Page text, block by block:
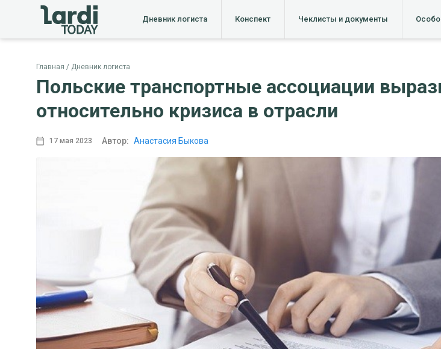
Дневник логиста Конспект Чеклисты и документы
Главная Дневник логиста
Польские транспортные ассоциации
относительно кризиса в отрасли
17 мая 2023 Автор: Анастасия Быкова